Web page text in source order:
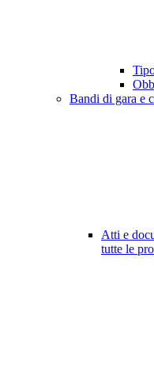
Bandi di gara e
Atti e
tutte le